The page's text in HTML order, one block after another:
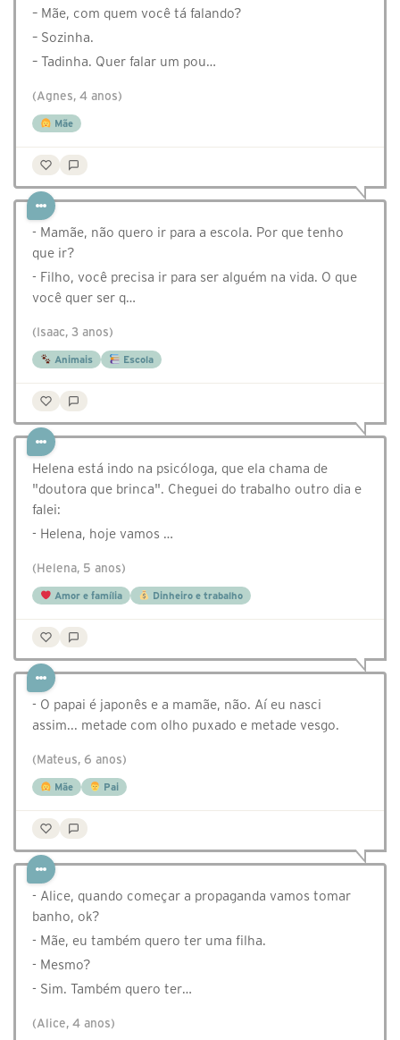
– Mãe, com quem você tá falando?
– Sozinha.
– Tadinha. Quer falar um pou…
(Agnes, 4 anos)
Mãe
- Mamãe, não quero ir para a escola. Por que tenho
que ir?
- Filho, você precisa ir para ser alguém na vida. O que
você quer ser q…
(Isaac, 3 anos)
Animais Escola
Helena está indo na psicóloga, que ela chama de
"doutora que brinca". Cheguei do trabalho outro dia e
falei:
- Helena, hoje vamos …
(Helena, 5 anos)
Amor e família Dinheiro e trabalho
- O papai é japonês e a mamãe, não. Aí eu nasci
assim... metade com olho puxado e metade vesgo.
(Mateus, 6 anos)
Mãe Pai
- Alice, quando começar a propaganda vamos tomar
banho, ok?
- Mãe, eu também quero ter uma filha.
- Mesmo?
- Sim. Também quero ter…
(Alice, 4 anos)